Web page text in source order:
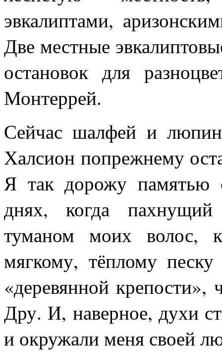
эвкалиптами,
Две местные
остановок для
Монтеррей.
Сейчас шалфей и
Халсион попрежнему
Я так дорожу памятью
днях, когда пахнущий
туманом моих волос,
мягкому, тёплому
«деревянной крепости»,
Дру. И, наверное, духи
и окружали меня своей